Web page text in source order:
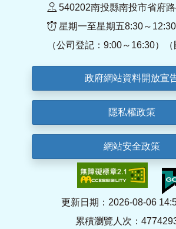
540202南投縣南投市省府
星期一至星期五8:30～
（公司登記：9:00～16:30）（
政府網站資料開放宣
隱私權政策
網站安全政策
更新日期：2026-08-06
累積瀏覽人次：